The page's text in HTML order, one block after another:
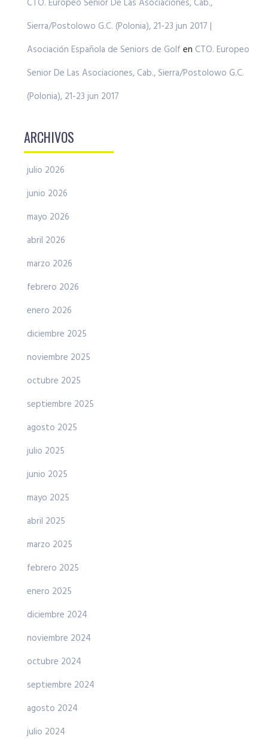
CTO. Europeo Senior De Las Asociaciones, Cab.,
Sierra/Postolowo G.C. (Polonia), 21-23 jun 2017 |
Asociación Española de Seniors de Golf en CTO. Europeo
Senior De Las Asociaciones, Cab., Sierra/Postolowo G.C.
(Polonia), 21-23 jun 2017
ARCHIVOS
julio 2026
junio 2026
mayo 2026
abril 2026
marzo 2026
febrero 2026
enero 2026
diciembre 2025
noviembre 2025
octubre 2025
septiembre 2025
agosto 2025
julio 2025
junio 2025
mayo 2025
abril 2025
marzo 2025
febrero 2025
enero 2025
diciembre 2024
noviembre 2024
octubre 2024
septiembre 2024
agosto 2024
julio 2024